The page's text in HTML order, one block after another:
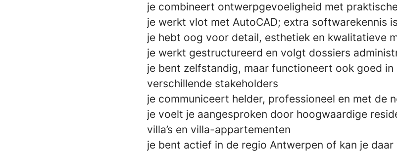
je combineert ontwerpgevoeligheid met
je werkt vlot met AutoCAD; extra softwarekennis
je hebt oog voor detail, esthetiek en kwalitatieve
je werkt gestructureerd en volgt dossiers
je bent zelfstandig, maar functioneert ook goed in
verschillende stakeholders
je communiceert helder, professioneel en met de
je voelt je aangesproken door hoogwaardige
villa’s en villa-appartementen
je bent actief in de regio Antwerpen of kan je